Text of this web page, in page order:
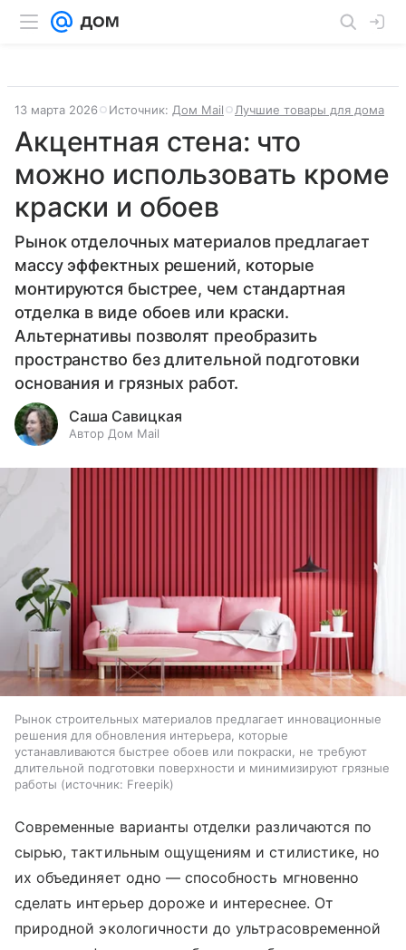
13 марта 2026 Источник: Дом Mail Лучшие товары для дома
Акцентная стена: что
можно использовать кроме
краски и обоев
Рынок отделочных материалов предлагает
массу эффектных решений, которые
монтируются быстрее, чем стандартная
отделка в виде обоев или краски.
Альтернативы позволят преобразить
пространство без длительной подготовки
основания и грязных работ.
Саша Савицкая
Автор Дом Mail
Рынок строительных материалов предлагает инновационные
решения для обновления интерьера, которые
устанавливаются быстрее обоев или покраски, не требуют
длительной подготовки поверхности и минимизируют грязные
работы
источник: Freepik
Современные варианты отделки различаются по
сырью, тактильным ощущениям и стилистике, но
их объединяет одно — способность мгновенно
сделать интерьер дороже и интереснее. От
природной экологичности до ультрасовременной